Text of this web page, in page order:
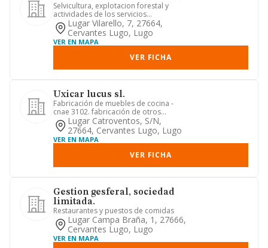
Selvicultura, explotacion forestal y
actividades de los servicios
relacionados con las mismas como,...
Lugar Vilarello, 7, 27664,
Cervantes Lugo, Lugo
VER EN MAPA
VER FICHA
Uxicar lucus sl.
Fabricación de muebles de cocina -
cnae 3102. fabricación de otros
muebles -cnae 3109. instalación d...
Lugar Catroventos, S/n,
27664, Cervantes Lugo, Lugo
VER EN MAPA
VER FICHA
Gestion gesferal, sociedad
limitada.
Restaurantes y puestos de comidas
Lugar Campa Braña, 1, 27666,
Cervantes Lugo, Lugo
VER EN MAPA